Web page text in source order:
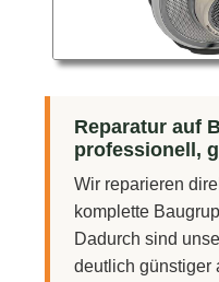
Reparatur auf
professionell,
Wir reparieren
komplette
Dadurch sind
deutlich günstiger